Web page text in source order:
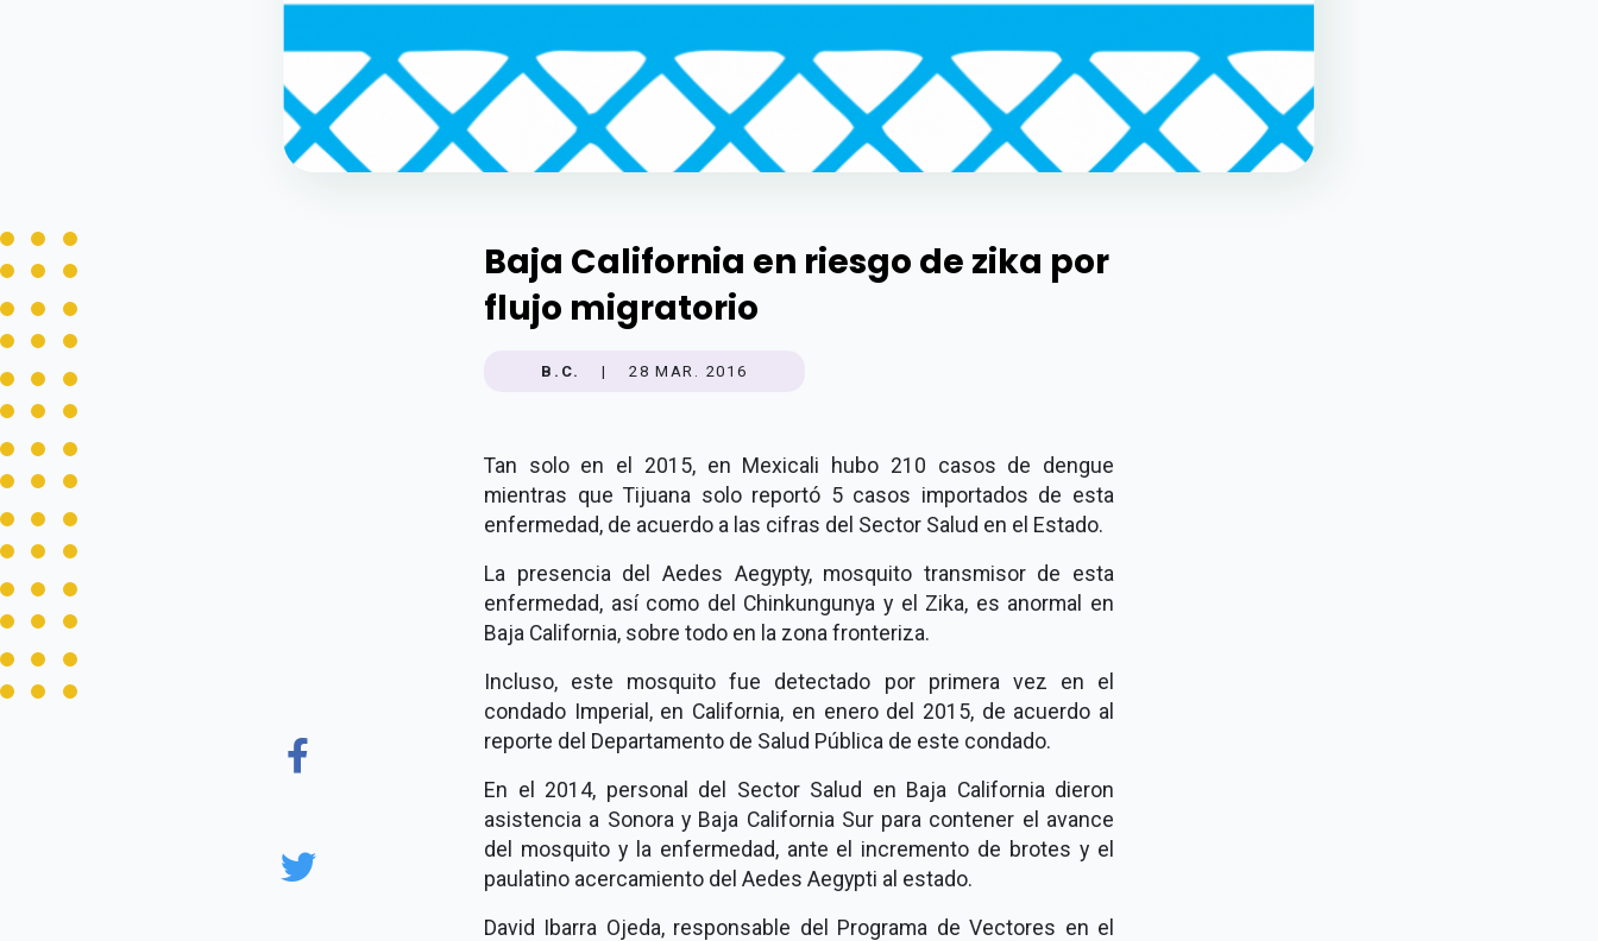
Baja California en riesgo de zika por
flujo migratorio
B.C. | 28 MAR. 2016
Tan solo en el 2015, en Mexicali hubo 210 casos de dengue
mientras que Tijuana solo reportó 5 casos importados de esta
enfermedad, de acuerdo a las cifras del Sector Salud en el Estado.
La presencia del Aedes Aegypty, mosquito transmisor de esta
enfermedad, así como del Chinkungunya y el Zika, es anormal en
Baja California, sobre todo en la zona fronteriza.
Incluso, este mosquito fue detectado por primera vez en el
condado Imperial, en California, en enero del 2015, de acuerdo al
reporte del Departamento de Salud Pública de este condado.
En el 2014, personal del Sector Salud en Baja California dieron
asistencia a Sonora y Baja California Sur para contener el avance
del mosquito y la enfermedad, ante el incremento de brotes y el
paulatino acercamiento del Aedes Aegypti al estado.
David Ibarra Ojeda, responsable del Programa de Vectores en el